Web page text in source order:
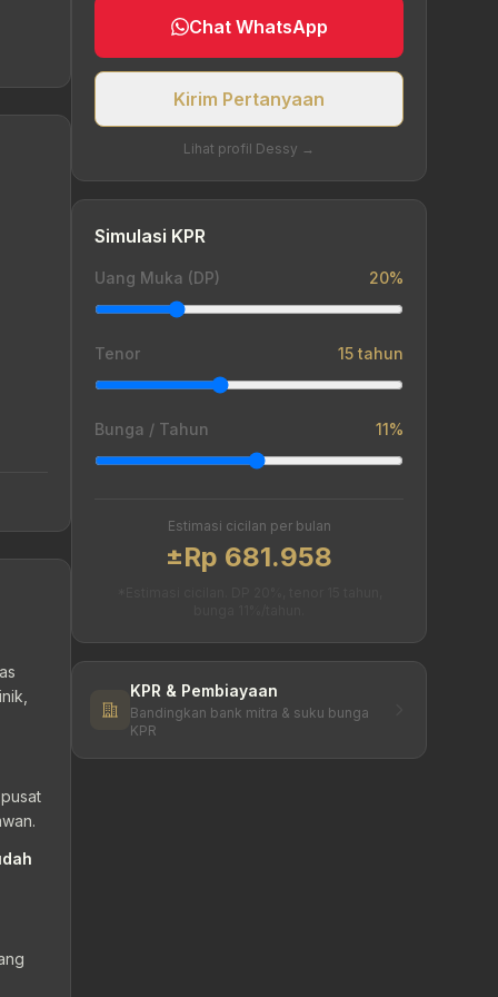
Chat WhatsApp
Kirim Pertanyaan
Lihat profil Dessy →
Simulasi KPR
Uang Muka (DP) 20%
Tenor 15 tahun
Bunga / Tahun 11%
Estimasi cicilan per bulan
±Rp 681.958
KPR & Pembiayaan
Bandingkan bank mitra & suku bunga
KPR